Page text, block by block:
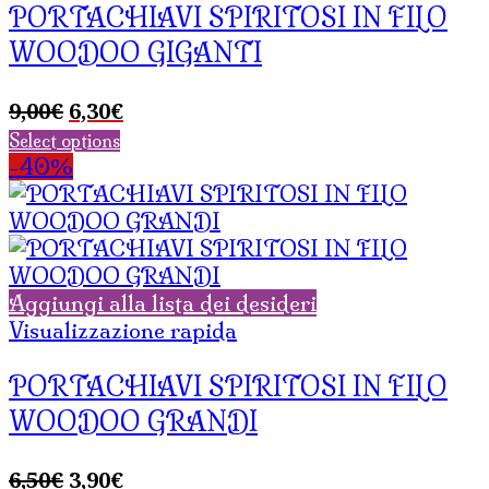
PORTACHIAVI SPIRITOSI IN FILO
WOODOO GIGANTI
9,00€ Il
prezzo
originale
era:
9,00€.
6,30€Il
è:
6,30€.
Select options
-40%
Aggiungi alla lista dei desideri
Visualizzazione rapida
PORTACHIAVI SPIRITOSI IN FILO
WOODOO GRANDI
6,50€ Il
3,90€Il